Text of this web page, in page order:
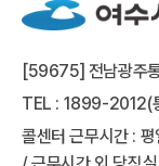
[59675] 전남광주
TEL : 1899-2012(
콜센터 근무시간 :